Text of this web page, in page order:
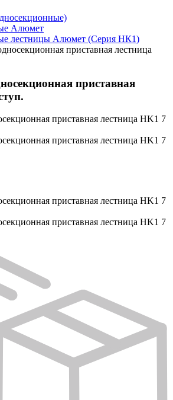
Алюмет
лестницы Алюмет (Серия НК1)
приставная лестница
приставная